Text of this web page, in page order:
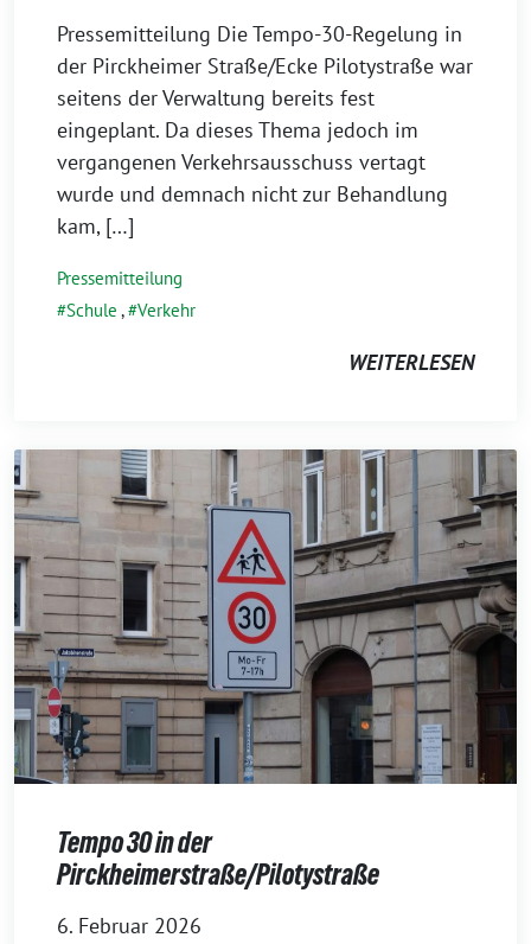
Pressemitteilung Die Tempo-30-Regelung in
der Pirckheimer Straße/Ecke Pilotystraße war
seitens der Verwaltung bereits fest
eingeplant. Da dieses Thema jedoch im
vergangenen Verkehrsausschuss vertagt
wurde und demnach nicht zur Behandlung
kam, […]
Pressemitteilung
Schule , Verkehr
WEITERLESEN
Tempo 30 in der
Pirckheimerstraße/Pilotystraße
6. Februar 2026